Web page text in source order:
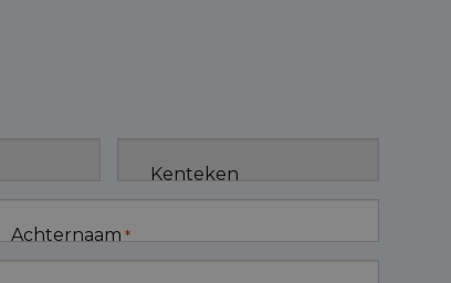
Kenteken
Achternaam *